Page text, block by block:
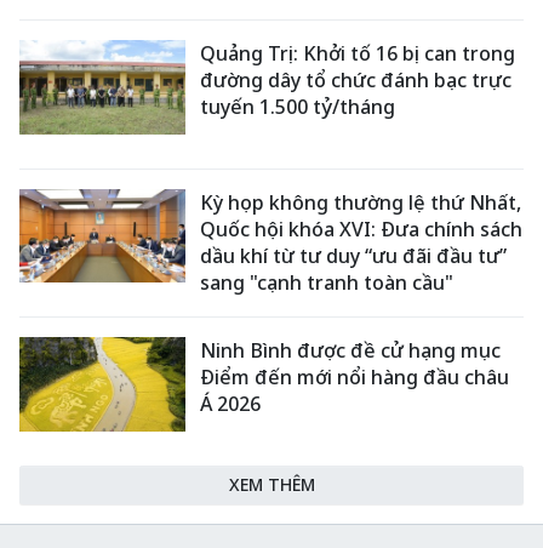
Quảng Trị: Khởi tố 16 bị can trong
đường dây tổ chức đánh bạc trực
tuyến 1.500 tỷ/tháng
Kỳ họp không thường lệ thứ Nhất,
Quốc hội khóa XVI: Đưa chính sách
dầu khí từ tư duy “ưu đãi đầu tư”
sang "cạnh tranh toàn cầu"
Ninh Bình được đề cử hạng mục
Điểm đến mới nổi hàng đầu châu
Á 2026
XEM THÊM